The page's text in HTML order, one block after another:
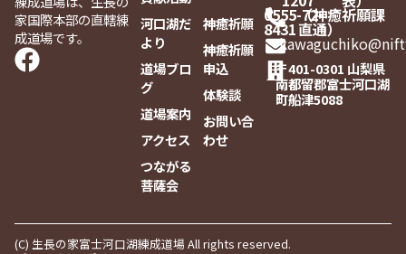
家国際本部の直轄練
成道場です。
河口湖だ
より
道場ブロ
グ
道場案内
アクセス
つながる
菩薩会
神癒祈願
神癒祈願
申込
体験談
お問い合
わせ
0555-72-
8431
（神癒祈願課
直通）
〒401-0301 山梨県
南都留郡富士河口湖
町船津5088
(C) 生長の家富士河口湖練成道場 All rights reserved.